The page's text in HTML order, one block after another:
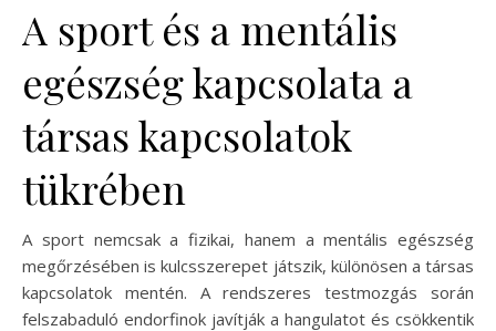
A sport és a mentális
egészség kapcsolata a
társas kapcsolatok
tükrében
A sport nemcsak a fizikai, hanem a mentális egészség
megőrzésében is kulcsszerepet játszik, különösen a társas
kapcsolatok mentén. A rendszeres testmozgás során
felszabaduló endorfinok javítják a hangulatot és csökkentik